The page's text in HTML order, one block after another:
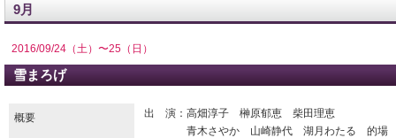
9月
2016/09/24（土）〜25（日）
雪まろげ
概要
出 演：高畑淳子 榊原郁恵 柴田理恵
青木さやか 山崎静代 湖月わたる 的場